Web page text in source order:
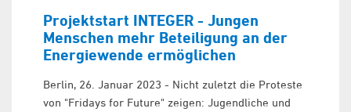
Projektstart INTEGER - Jungen
Menschen mehr Beteiligung an der
Energiewende ermöglichen
Berlin, 26. Januar 2023 - Nicht zuletzt die Proteste
von "Fridays for Future" zeigen: Jugendliche und